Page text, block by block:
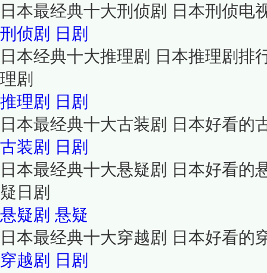
日本最经典十大刑侦剧 日本刑侦电
刑侦剧
日剧
日本经典十大推理剧 日本推理剧排
理剧
推理剧
日剧
日本最经典十大古装剧 日本好看的
古装剧
日剧
日本最经典十大悬疑剧 日本好看的
疑日剧
悬疑剧 悬疑
日本最经典十大穿越剧 日本好看的
穿越剧
日剧